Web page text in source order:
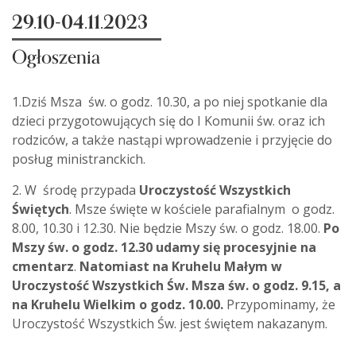
29.10-04.11.2023
Ogłoszenia
1.Dziś Msza św. o godz. 10.30, a po niej spotkanie dla
dzieci przygotowujących się do I Komunii św. oraz ich
rodziców, a także nastąpi wprowadzenie i przyjęcie do
posług ministranckich.
2. W środę przypada Uroczystość Wszystkich
Świętych. Msze święte w kościele parafialnym o godz.
8.00, 10.30 i 12.30. Nie będzie Mszy św. o godz. 18.00. Po
Mszy św. o godz. 12.30 udamy się procesyjnie na
cmentarz. Natomiast na Kruhelu Małym w
Uroczystość Wszystkich Św. Msza św. o godz. 9.15, a
na Kruhelu Wielkim o godz. 10.00. Przypominamy, że
Uroczystość Wszystkich Św. jest świętem nakazanym.